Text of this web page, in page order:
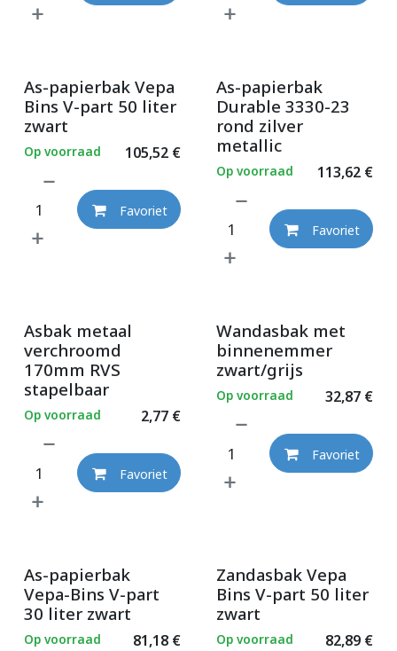
As-papierbak Vepa
Bins V-part 50 liter
zwart
105,52€
Op voorraad
Favoriet
As-papierbak
Durable 3330-23
rond zilver
metallic
113,62€
Op voorraad
Favoriet
Asbak metaal
verchroomd
170mm RVS
stapelbaar
2,77€
Op voorraad
Favoriet
Wandasbak met
binnenemmer
zwart/grijs
32,87€
Op voorraad
Favoriet
As-papierbak
Vepa-Bins V-part
30 liter zwart
81,18€
Op voorraad
Zandasbak Vepa
Bins V-part 50 liter
zwart
82,89€
Op voorraad